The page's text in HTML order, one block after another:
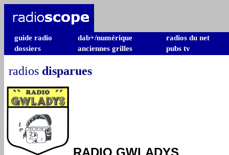
guide radio dab+/numérique
radios du net
dossiers
anciennes grilles pubs tv
radios disparues
RADIO GWLADYS